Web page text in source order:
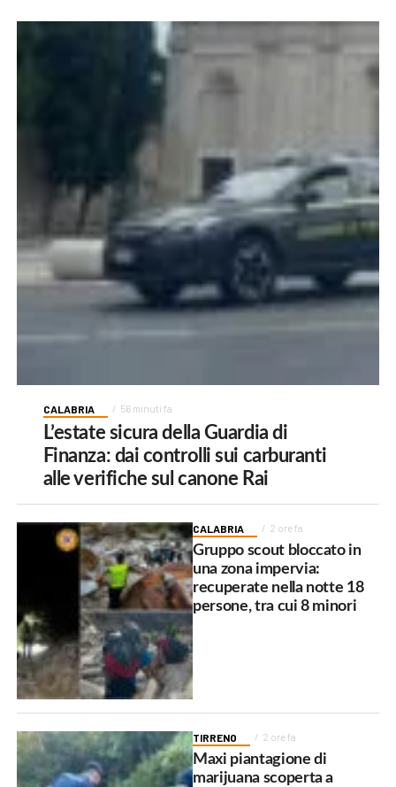
CALABRIA 56 minuti fa
L’estate sicura della Guardia di
Finanza: dai controlli sui carburanti
alle verifiche sul canone Rai
CALABRIA 2 ore fa
Gruppo scout bloccato in
una zona impervia:
recuperate nella notte 18
persone, tra cui 8 minori
TIRRENO 2 ore fa
Maxi piantagione di
marijuana scoperta a